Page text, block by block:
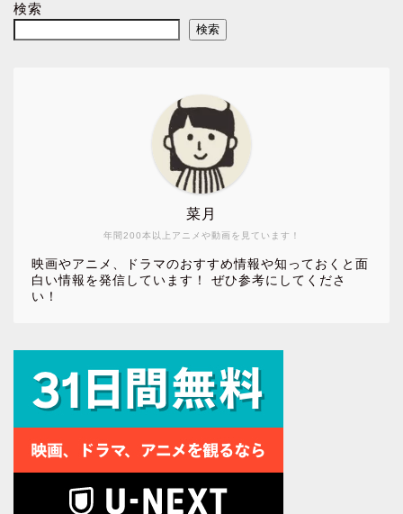
検索
検索
年間200本以上アニメや動画を見ています！
菜月
映画やアニメ、ドラマのおすすめ情報や知っておくと面
白い情報を発信しています！ ぜひ参考にしてくださ
い！